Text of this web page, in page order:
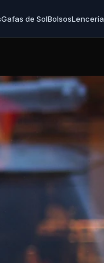
Gafas de SolBolsosLencería